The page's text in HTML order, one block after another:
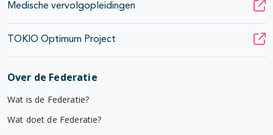
Medische vervolgopleidingen
TOKIO Optimum Project
Over de Federatie
Wat is de Federatie?
Wat doet de Federatie?